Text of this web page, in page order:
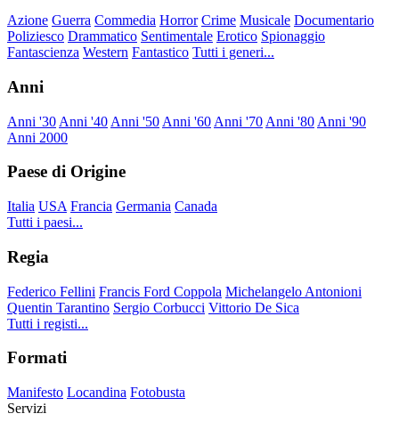
Azione Guerra Commedia Horror Crime Musicale Documentario
Poliziesco Drammatico Sentimentale Erotico Spionaggio
Fantascienza Western Fantastico Tutti i generi...
Anni
Anni '30 Anni '40 Anni '50 Anni '60 Anni '70 Anni '80 Anni '90
Anni 2000
Paese di Origine
Italia USA Francia Germania Canada
Tutti i paesi...
Regia
Federico Fellini Francis Ford Coppola Michelangelo Antonioni
Quentin Tarantino Sergio Corbucci Vittorio De Sica
Tutti i registi...
Formati
Manifesto Locandina Fotobusta
Servizi